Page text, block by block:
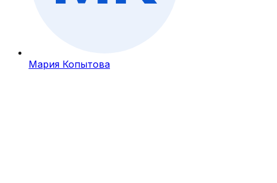
Мария Копытова